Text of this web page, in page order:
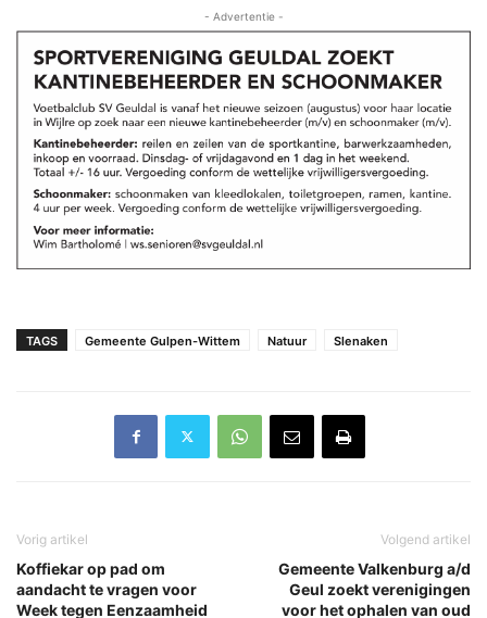
- Advertentie -
TAGS Gemeente Gulpen-Wittem Natuur Slenaken
Vorig artikel
Koffiekar op pad om
aandacht te vragen voor
Week tegen Eenzaamheid
Volgend artikel
Gemeente Valkenburg a/d
Geul zoekt verenigingen
voor het ophalen van oud